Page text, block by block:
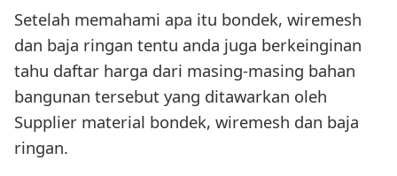
Setelah memahami apa itu bondek, wiremesh
dan baja ringan tentu anda juga berkeinginan
tahu daftar harga dari masing-masing bahan
bangunan tersebut yang ditawarkan oleh
Supplier material bondek, wiremesh dan baja
ringan.